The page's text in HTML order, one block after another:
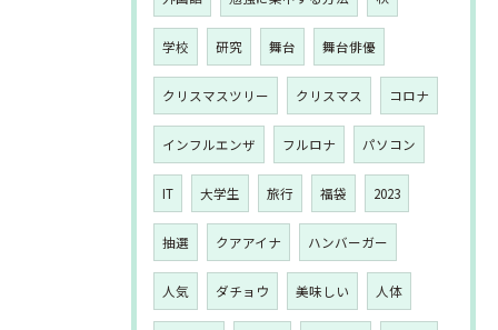
学校 研究 舞台 舞台俳優
クリスマスツリー クリスマス コロナ
インフルエンザ フルロナ パソコン
IT 大学生 旅行 福袋 2023
抽選 クアアイナ ハンバーガー
人気 ダチョウ 美味しい 人体